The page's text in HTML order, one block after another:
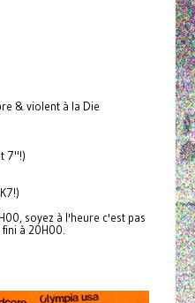
& violent à la Die
7"!)
soyez à l'heure c'est pas
à 20H00.